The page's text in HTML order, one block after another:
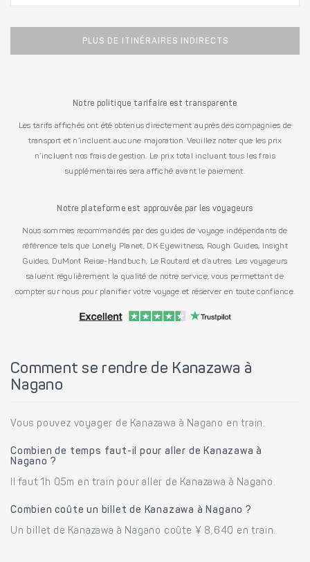
PLUS DE ITINÉRAIRES INDIRECTS
Notre politique tarifaire est transparente
Les tarifs affichés ont été obtenus directement auprès des compagnies de
transport et n’incluent aucune majoration. Veuillez noter que les prix
n’incluent nos frais de gestion. Le prix total incluant tous les frais
supplémentaires sera affiché avant le paiement.
Notre plateforme est approuvée par les voyageurs
Nous sommes recommandés par des guides de voyage indépendants de
référence tels que Lonely Planet, DK Eyewitness, Rough Guides, Insight
Guides, DuMont Reise-Handbuch, Le Routard et d’autres. Les voyageurs
saluent régulièrement la qualité de notre service, vous permettant de
compter sur nous pour planifier votre voyage et réserver en toute confiance.
Comment se rendre de Kanazawa à
Nagano
Vous pouvez voyager de Kanazawa à Nagano en train.
Combien de temps faut-il pour aller de Kanazawa à
Nagano ?
Il faut 1h 05m en train pour aller de Kanazawa à Nagano.
Combien coûte un billet de Kanazawa à Nagano ?
Un billet de Kanazawa à Nagano coûte ¥ 8,640 en train.